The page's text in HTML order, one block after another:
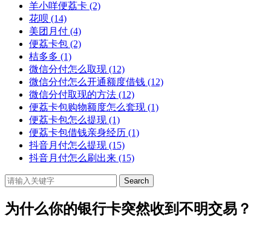
羊小咩便荔卡 (2)
花呗 (14)
美团月付 (4)
便荔卡包 (2)
桔多多 (1)
微信分付怎么取现 (12)
微信分付怎么开通额度借钱 (12)
微信分付取现的方法 (12)
便荔卡包购物额度怎么套现 (1)
便荔卡包怎么提现 (1)
便荔卡包借钱亲身经历 (1)
抖音月付怎么提现 (15)
抖音月付怎么刷出来 (15)
Search
为什么你的银行卡突然收到不明交易？